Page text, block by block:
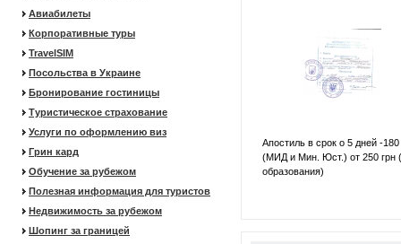
Авиабилеты
Корпоративные туры
TravelSIM
Посольства в Украине
Бронирование гостиницы
Туристическое страхование
Услуги по оформлению виз
Грин кард
Обучение за рубежом
Полезная информация для туристов
Недвижимость за рубежом
Шопинг за границей
Апостиль в срок о 5 дней -180
(МИД и Мин. Юст.) от 250 грн
образования)